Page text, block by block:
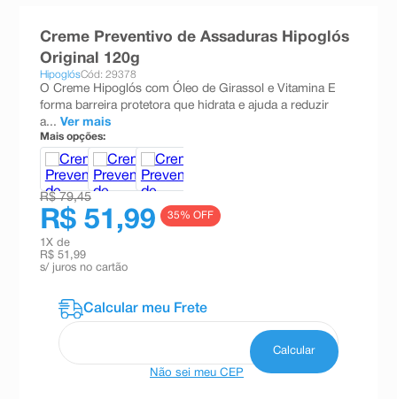
Creme Preventivo de Assaduras Hipoglós
Original 120g
HipoglósCód: 29378
O Creme Hipoglós com Óleo de Girassol e Vitamina E
forma barreira protetora que hidrata e ajuda a reduzir
a... Ver mais
Mais opções:
R$ 79,45
R$ 51,99 35% OFF
1 X de
R$ 51,99
s/ juros no cartão
Não sei meu CEP
absorvente
10ºshampoo